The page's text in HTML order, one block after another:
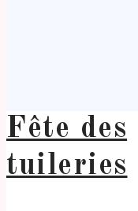
Fête des
tuileries